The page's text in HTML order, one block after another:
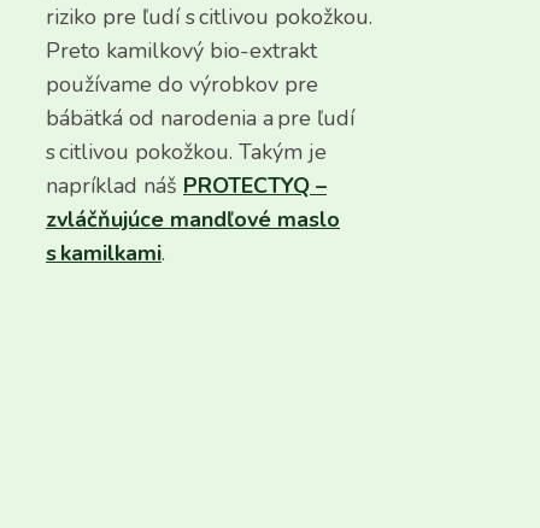
riziko pre ľudí s citlivou pokožkou.
Preto kamilkový bio-extrakt
používame do výrobkov pre
bábätká od narodenia a pre ľudí
s citlivou pokožkou. Takým je
napríklad náš PROTECTYQ –
zvláčňujúce mandľové maslo
s kamilkami.